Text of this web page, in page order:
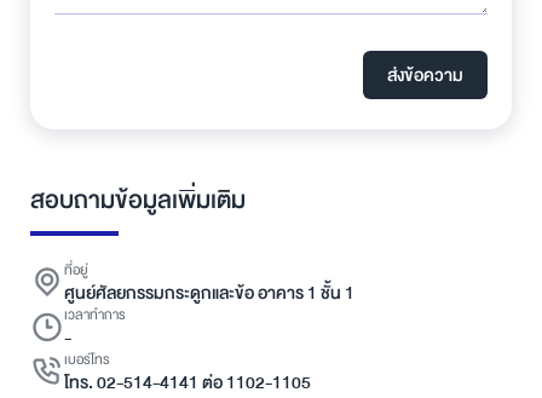
ส่งข้อความ
สอบถามข้อมูลเพิ่มเติม
ที่อยู่
ศูนย์ศัลยกรรมกระดูกและข้อ อาคาร 1 ชั้น 1
เวลาทำการ
-
เบอร์โทร
โทร. 02-514-4141 ต่อ 1102-1105